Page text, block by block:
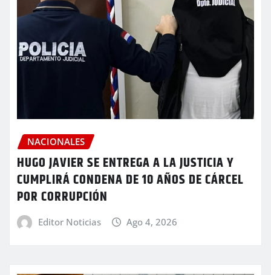
NACIONALES
HUGO JAVIER SE ENTREGA A LA JUSTICIA Y
CUMPLIRÁ CONDENA DE 10 AÑOS DE CÁRCEL
POR CORRUPCIÓN
Editor Noticias Ago 4, 2026